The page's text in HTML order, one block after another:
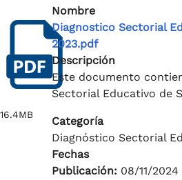
16.4MB
Nombre
Diagnostico Sectorial
2023.pdf
Descripción
Este documento
Sectorial Educativo de
Categoría
Diagnóstico Sectorial
Fechas
Publicación: 08/11/2024